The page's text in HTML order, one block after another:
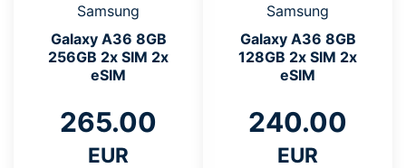
Samsung
Galaxy A36 8GB
256GB 2x SIM 2x
eSIM
265.00
EUR
Samsung
Galaxy A36 8GB
128GB 2x SIM 2x
eSIM
240.00
EUR